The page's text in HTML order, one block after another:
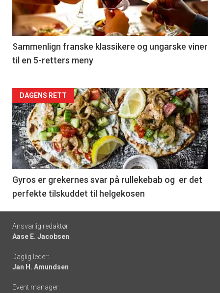
nå
-
5
Sammenlign franske klassikere og ungarske viner
til en 5-retters meny
Forsiden
akkurat
nå
-
6
DAGENS RETT
Gyros er grekernes svar på rullekebab og er det
perfekte tilskuddet til helgekosen
Footer
-
links
Ansvarlig redaktør:
Aase E. Jacobsen
Daglig leder:
Jan H. Amundsen
Event manager: